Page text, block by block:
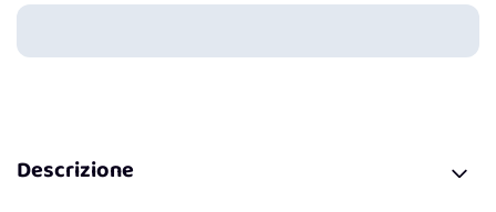
Guadagna
Descrizione